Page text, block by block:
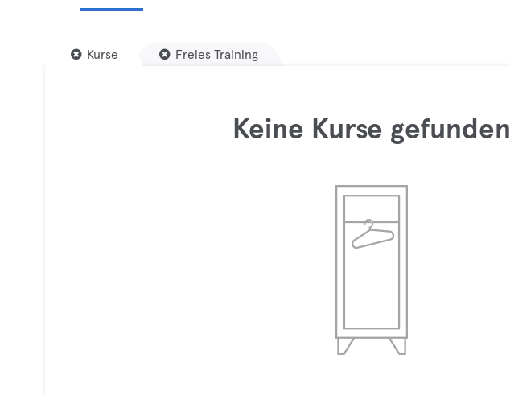
Kurse Freies Training
Keine Kurse gefunden